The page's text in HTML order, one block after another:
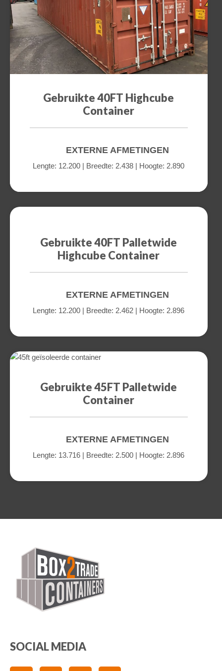
Gebruikte 40FT Highcube
Container
EXTERNE AFMETINGEN
Lengte: 12.200 | Breedte: 2.438 | Hoogte: 2.890
Gebruikte 40FT Palletwide
Highcube Container
EXTERNE AFMETINGEN
Lengte: 12.200 | Breedte: 2.462 | Hoogte: 2.896
a
Gebruikte 45FT Palletwide
Container
EXTERNE AFMETINGEN
Lengte: 13.716 | Breedte: 2.500 | Hoogte: 2.896
a
SOCIAL MEDIA
Switch The Language
Nederlands English